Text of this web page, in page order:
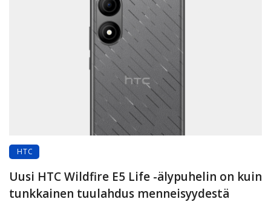
HTC
Uusi HTC Wildfire E5 Life -älypuhelin on kuin
tunkkainen tuulahdus menneisyydestä